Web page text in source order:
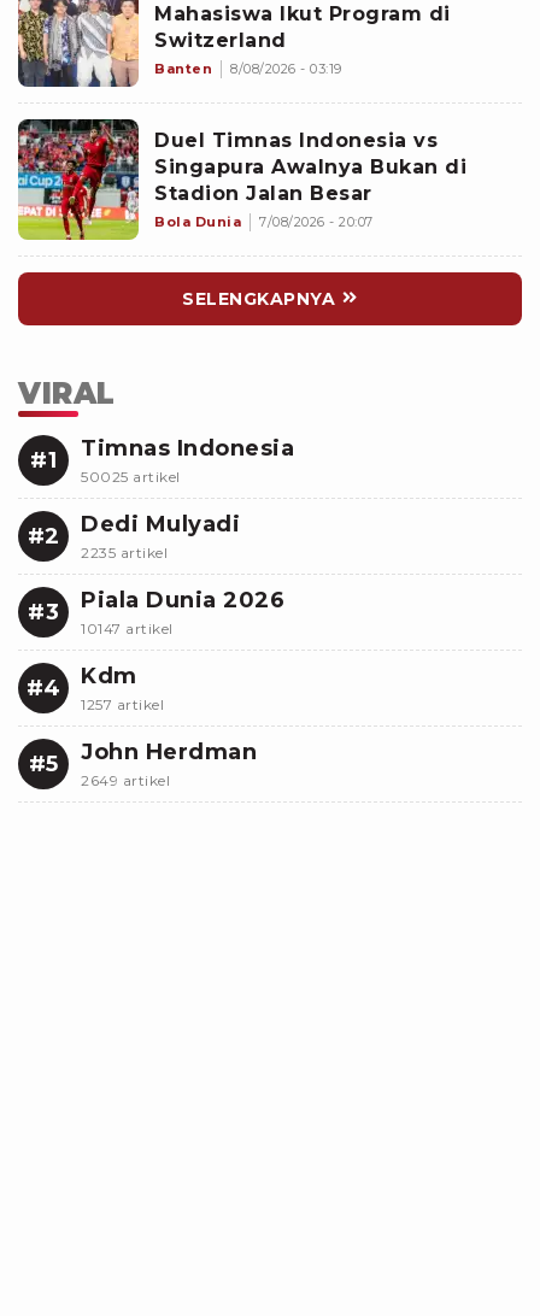
Mahasiswa Ikut Program di
Switzerland
Banten 8/08/2026 - 03:19
Duel Timnas Indonesia vs
Singapura Awalnya Bukan di
Stadion Jalan Besar
Bola Dunia 7/08/2026 - 20:07
SELENGKAPNYA
VIRAL
#1 Timnas Indonesia
50025 artikel
#2 Dedi Mulyadi
2235 artikel
#3 Piala Dunia 2026
10147 artikel
#4 Kdm
1257 artikel
#5 John Herdman
2649 artikel